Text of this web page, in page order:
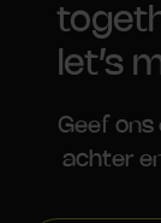
let’s
Geef ons
achter